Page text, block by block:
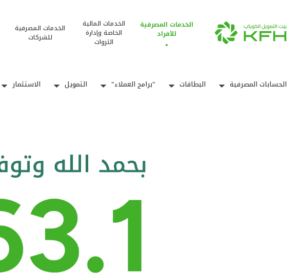
الخدمات المصرفية
للأفراد
الخدمات المالية
الخاصة وإدارة
الثروات
الخدمات المصرفية
للشركات
الحسابات المصرفية البطاقات "برامج العملاء" التمويل الاستثمار